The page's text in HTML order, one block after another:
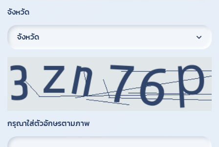
จังหวัด
จังหวัด
กรุณาใส่ตัวอักษรตามภาพ